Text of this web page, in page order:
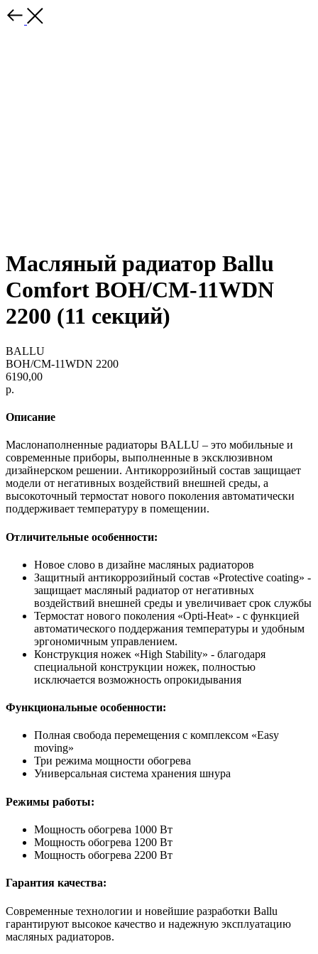
Масляный радиатор Ballu
Comfort BOH/CM-11WDN
2200 (11 секций)
BALLU
BOH/CM-11WDN 2200
6190,00
р.
Описание
Маслонаполненные радиаторы BALLU – это мобильные и
современные приборы, выполненные в эксклюзивном
дизайнерском решении. Антикоррозийный состав защищает
модели от негативных воздействий внешней среды, а
высокоточный термостат нового поколения автоматически
поддерживает температуру в помещении.
Отличительные особенности:
Новое слово в дизайне масляных радиаторов
Защитный антикоррозийный состав «Protective coating» -
защищает масляный радиатор от негативных
воздействий внешней среды и увеличивает срок службы
Термостат нового поколения «Opti-Heat» - с функцией
автоматического поддержания температуры и удобным
эргономичным управлением.
Конструкция ножек «High Stability» - благодаря
специальной конструкции ножек, полностью
исключается возможность опрокидывания
Функциональные особенности:
Полная свобода перемещения с комплексом «Easy
moving»
Три режима мощности обогрева
Универсальная система хранения шнура
Режимы работы:
Мощность обогрева 1000 Вт
Мощность обогрева 1200 Вт
Мощность обогрева 2200 Вт
Гарантия качества:
Современные технологии и новейшие разработки Ballu
гарантируют высокое качество и надежную эксплуатацию
масляных радиаторов.